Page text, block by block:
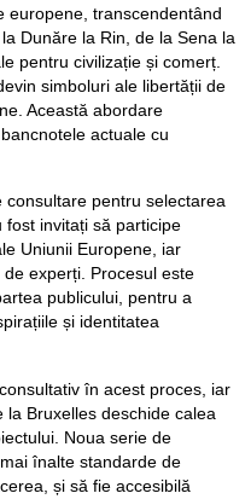
europene, transcendentând
Dunăre la Rin, de la Sena la
pentru civilizație și comerț.
simboluri ale libertății de
Această abordare
actuale cu
consultare pentru selectarea
fost invitați să participe
Uniunii Europene, iar
experți. Procesul este
publicului, pentru a
și identitatea
în acest proces, iar
Bruxelles deschide calea
Noua serie de
înalte standarde de
și să fie accesibilă